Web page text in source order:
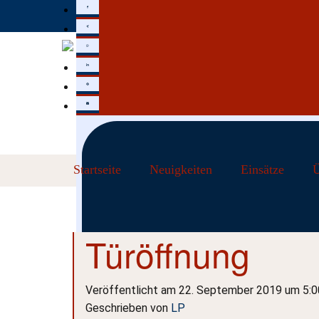
Startseite Neuigkeiten Einsätze
Türöffnung
Veröffentlicht am 22. September 2019 um
Geschrieben von LP